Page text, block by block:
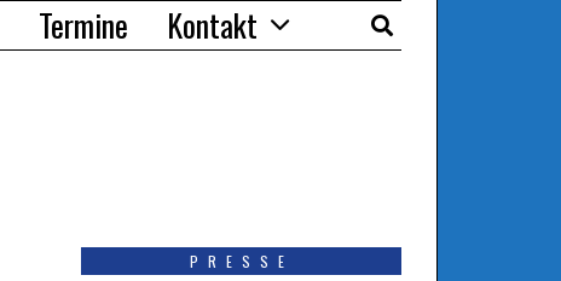
Termine Kontakt
PRESSE